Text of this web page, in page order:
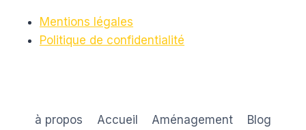
Mentions légales
Politique de confidentialité
à propos Accueil Aménagement
Blog